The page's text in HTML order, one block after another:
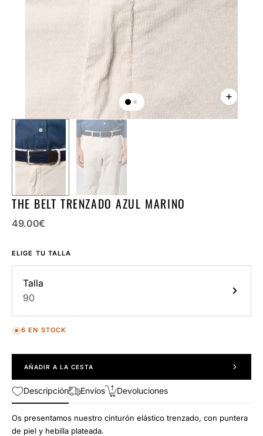
la
vista
de
galería
THE BELT TRENZADO AZUL MARINO
Precio
49.00€
ELIGE TU TALLA
Talla
90
6 EN STOCK
AÑADIR A LA CESTA
Descripción Envíos Devoluciones
Os presentamos nuestro cinturón elástico trenzado, con puntera
de piel y hebilla plateada.